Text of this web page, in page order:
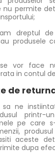
nu permite
dreptul
produsele
vor face
in contul
de
ne
printr-
pe care
aceste
dupa